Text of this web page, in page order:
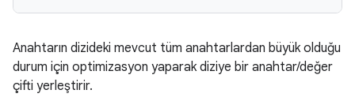
Anahtarın dizideki mevcut tüm anahtarlardan büyük olduğu
durum için optimizasyon yaparak diziye bir anahtar/değer
çifti yerleştirir.